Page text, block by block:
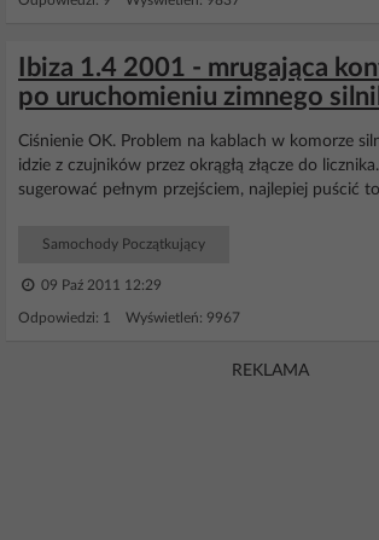
Ibiza 1.4 2001 - mrugająca
po uruchomieniu zimnego
Ciśnienie OK. Problem na kablach w komorze
idzie z czujników przez okrągłą złącze do
sugerować pełnym przejściem, najlepiej puścić
Samochody Początkujący
09 Paź 2011 12:29
Odpowiedzi: 1 Wyświetleń: 9967
REKLAMA